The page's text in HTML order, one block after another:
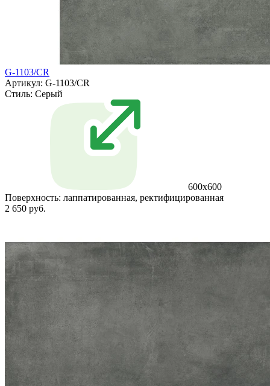
G-1103/CR
Артикул: G-1103/CR
Стиль: Серый
600x600
Поверхность: лаппатированная, ректифицированная
2 650 руб.